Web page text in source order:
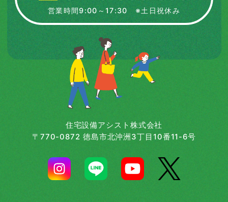
営業時間9:00～17:30 ※土日祝休み
住宅設備アシスト株式会社
〒770-0872 徳島市北沖洲3丁目10番11-6号